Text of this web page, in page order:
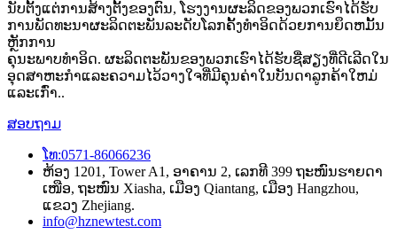
ນັບຕັ້ງແຕ່ການສ້າງຕັ້ງຂອງຕົນ, ໂຮງງານຜະລິດຂອງພວກເຮົາໄດ້ຮັບ
ການພັດທະນາຜະລິດຕະພັນລະດັບໂລກຄັ້ງທໍາອິດດ້ວຍການຍຶດຫມັ້ນ
ຫຼັກການ
ຄຸນະພາບທໍາອິດ. ຜະລິດຕະພັນຂອງພວກເຮົາໄດ້ຮັບຊື່ສຽງທີ່ດີເລີດໃນ
ອຸດສາຫະກໍາແລະຄວາມໄວ້ວາງໃຈທີ່ມີຄຸນຄ່າໃນບັນດາລູກຄ້າໃຫມ່
ແລະເກົ່າ..
ສອບຖາມ
ໂທ:0571-86066236
ຫ້ອງ 1201, Tower A1, ອາຄານ 2, ເລກທີ 399 ຖະໜົນຮາຍດາ
ເໜືອ, ຖະໜົນ Xiasha, ເມືອງ Qiantang, ເມືອງ Hangzhou,
ແຂວງ Zhejiang.
info@hznewtest.com